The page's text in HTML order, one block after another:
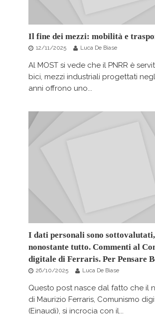
Il fine dei mezzi: mobilità e
12/11/2025 Luca De Biase
Al MOST si vede che il PNRR è
bici, mezzi industriali progettati
anni offrono uno...
I dati personali sono sottovalutati,
nonostante tutto. Commenti al
digitale di Ferraris. Per Pensare
26/10/2025 Luca De Biase
Questo post nasce dal fatto che il
di Maurizio Ferraris, Comunismo
(Einaudi), si incrocia con il...